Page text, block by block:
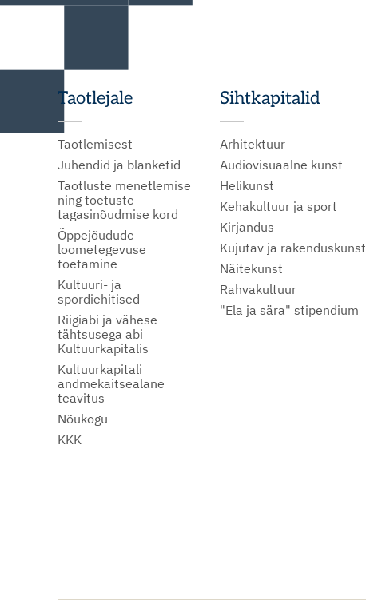
Taotlejale
Taotlemisest
Juhendid ja blanketid
Taotluste menetlemise
ning toetuste
tagasinõudmise kord
Õppejõudude
loometegevuse
toetamine
Kultuuri- ja
spordiehitised
Riigiabi ja vähese
tähtsusega abi
Kultuurkapitalis
Kultuurkapitali
andmekaitsealane
teavitus
Nõukogu
KKK
Sihtkapitalid
Arhitektuur
Audiovisuaalne kunst
Helikunst
Kehakultuur ja sport
Kirjandus
Kujutav ja rakenduskunst
Näitekunst
Rahvakultuur
"Ela ja sära" stipendium